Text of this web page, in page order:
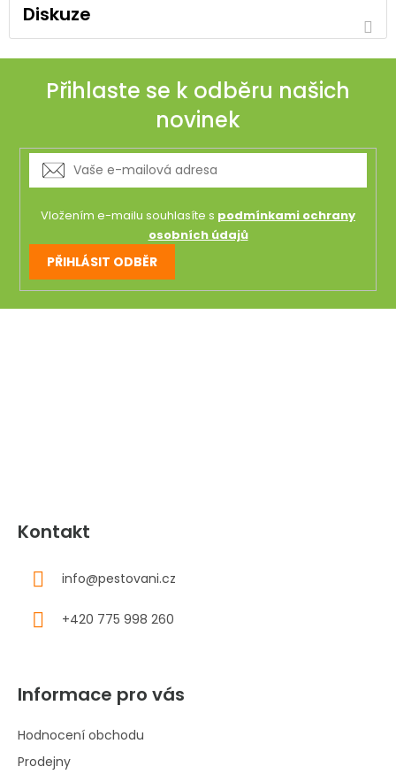
Diskuze
Přihlaste se k odběru našich
novinek
Vložením e-mailu souhlasíte s podmínkami ochrany
osobních údajů
PŘIHLÁSIT ODBĚR
Kontakt
info@pestovani.cz
+420 775 998 260
Informace pro vás
Hodnocení obchodu
Prodejny